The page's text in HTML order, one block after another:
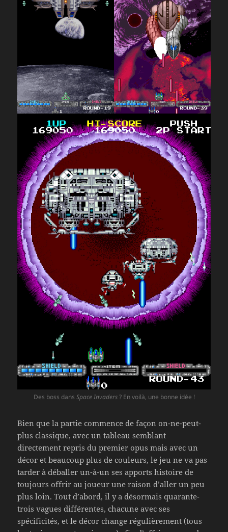
Des boss dans Space Invaders? En voilà, une bonne idée !
Bien que la partie commence de façon on-ne-peut-
plus classique, avec un tableau semblant
directement repris du premier opus mais avec un
décor et beaucoup plus de couleurs, le jeu ne va pas
tarder à déballer un-à-un ses apports histoire de
toujours offrir au joueur une raison d’aller un peu
plus loin. Tout d’abord, il y a désormais quarante-
trois vagues différentes, chacune avec ses
spécificités, et le décor change régulièrement (tous